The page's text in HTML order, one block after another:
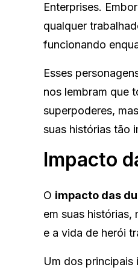
Enterprises.
qualquer
funcionando
Esses
nos lembram que
superpoderes,
suas histórias tão
Impacto
O impacto das
em suas histórias,
e a vida de herói
Um dos principais